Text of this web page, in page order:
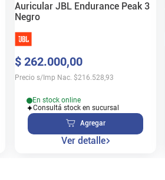
Auricular JBL Endurance Peak 3
Negro
$ 262.000,00
Precio s/Imp Nac. $216.528,93
En stock online
Consultá stock en sucursal
Agregar
Ver detalle